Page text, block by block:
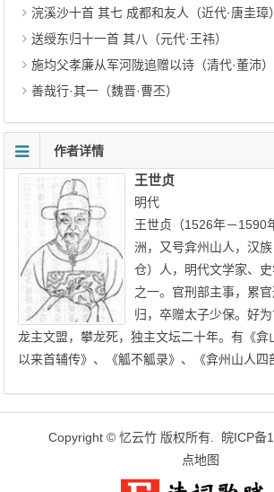
浣溪沙十首 其七 成都和友人（近代·唐圭璋）
送绶东归十一首 其八（元代·王祎）
施均父孝廉从军河陇追赠以诗（清代·董沛）
善哉行·其一（魏晋·曹丕）
作者详情
王世贞
明代
王世贞（1526年－1590
洲，又号弇州山人，汉
仓）人，明代文学家、史
之一。官刑部主事，累
归，卒赠太子少保。好
龙主文盟，攀龙死，独主文坛二十年。有《弇
以来首辅传》、《觚不觚录》、《弇州山人四
Copyright © 忆云竹 版权所有. 皖ICP备
点地图